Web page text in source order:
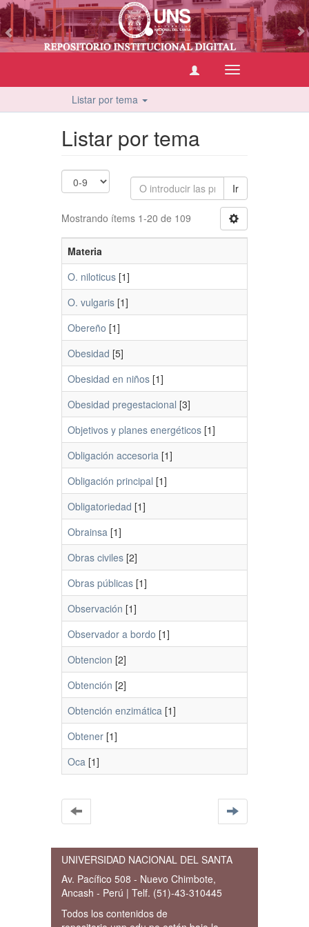
Cambiar
navegación
Listar por tema
Listar por tema
Ir
Mostrando ítems 1-20 de 109
Materia
O. niloticus [1]
O. vulgaris [1]
Obereño [1]
Obesidad [5]
Obesidad en niños [1]
Obesidad pregestacional [3]
Objetivos y planes energéticos [1]
Obligación accesoria [1]
Obligación principal [1]
Obligatoriedad [1]
Obrainsa [1]
Obras civiles [2]
Obras públicas [1]
Observación [1]
Observador a bordo [1]
Obtencion [2]
Obtención [2]
Obtención enzimática [1]
Obtener [1]
Oca [1]
UNIVERSIDAD NACIONAL DEL SANTA
Av. Pacífico 508 - Nuevo Chimbote,
Ancash - Perú | Telf. (51)-43-310445
Todos los contenidos de